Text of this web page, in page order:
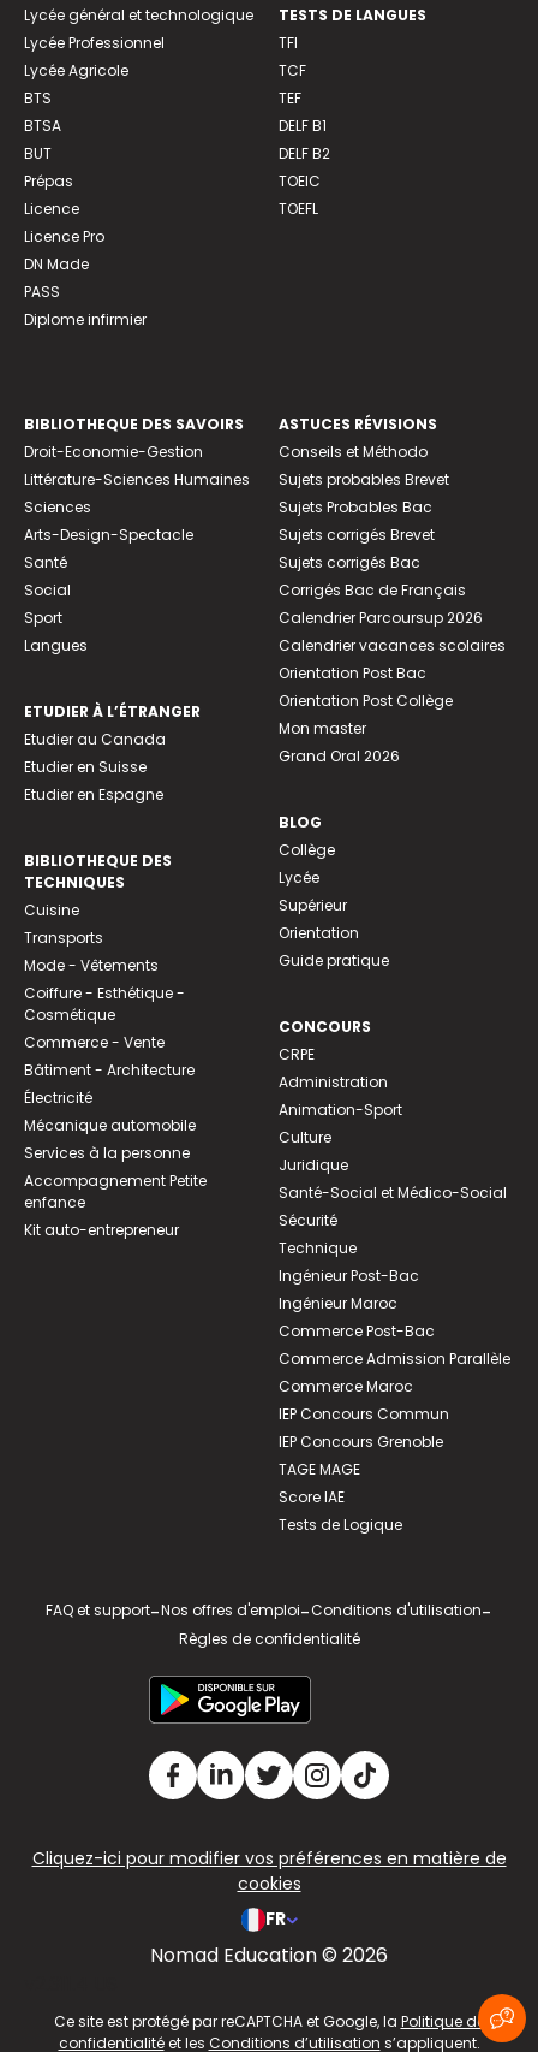
Lycée général et technologique
Lycée Professionnel
Lycée Agricole
BTS
BTSA
BUT
Prépas
Licence
Licence Pro
DN Made
PASS
Diplome infirmier
TESTS DE LANGUES
TFI
TCF
TEF
DELF B1
DELF B2
TOEIC
TOEFL
BIBLIOTHEQUE DES SAVOIRS
Droit-Economie-Gestion
Littérature-Sciences Humaines
Sciences
Arts-Design-Spectacle
Santé
Social
Sport
Langues
ETUDIER À L’ÉTRANGER
Etudier au Canada
Etudier en Suisse
Etudier en Espagne
BIBLIOTHEQUE DES
TECHNIQUES
Cuisine
Transports
Mode - Vêtements
Coiffure - Esthétique -
Cosmétique
Commerce - Vente
Bâtiment - Architecture
Électricité
Mécanique automobile
Services à la personne
Accompagnement Petite
enfance
Kit auto-entrepreneur
ASTUCES RÉVISIONS
Conseils et Méthodo
Sujets probables Brevet
Sujets Probables Bac
Sujets corrigés Brevet
Sujets corrigés Bac
Corrigés Bac de Français
Calendrier Parcoursup 2026
Calendrier vacances scolaires
Orientation Post Bac
Orientation Post Collège
Mon master
Grand Oral 2026
BLOG
Collège
Lycée
Supérieur
Orientation
Guide pratique
CONCOURS
CRPE
Administration
Animation-Sport
Culture
Juridique
Santé-Social et Médico-Social
Sécurité
Technique
Ingénieur Post-Bac
Ingénieur Maroc
Commerce Post-Bac
Commerce Admission Parallèle
Commerce Maroc
IEP Concours Commun
IEP Concours Grenoble
TAGE MAGE
Score IAE
Tests de Logique
FAQ et support-Nos offres d'emploi-Conditions d'utilisation-
Règles de confidentialité
Cliquez-ici pour modifier vos préférences en matière de
cookies
FR
Nomad Education © 2026
Ce site est protégé par reCAPTCHA et Google, la Politique de
confidentialitéet les Conditions d’utilisation s’appliquent.